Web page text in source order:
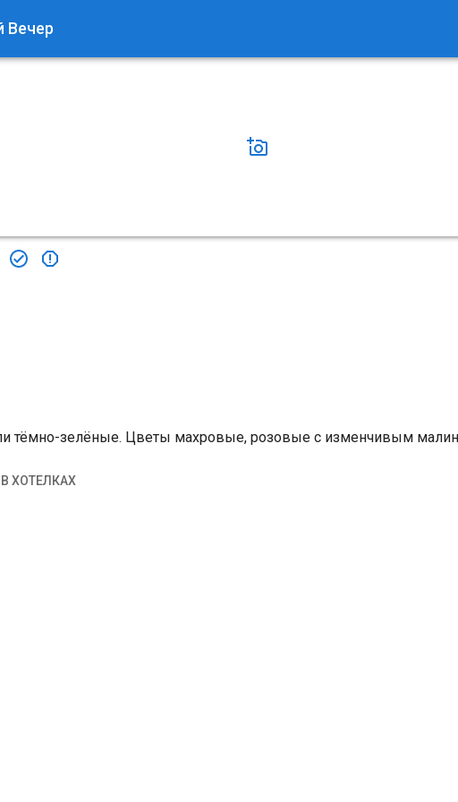
Вечер
тёмно-зелёные. Цветы махровые, розовые с изменчивым
В ХОТЕЛКАХ